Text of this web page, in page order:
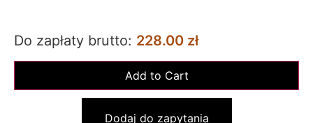
Do zapłaty brutto: 228.00 zł
Dodaj do zapytania